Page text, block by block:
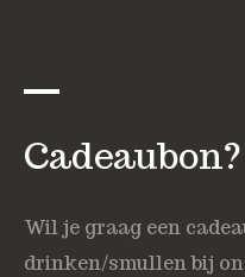
Cadeaubon?
Wil je graag een
drinken/smullen bij